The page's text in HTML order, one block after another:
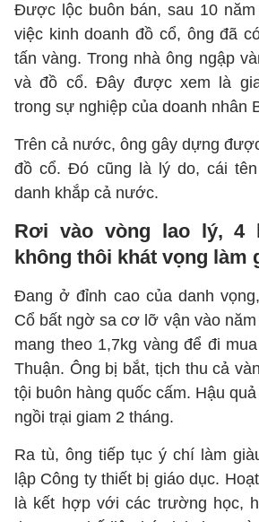
Được lộc buôn bán, sau 10 năm
việc kinh doanh đồ cổ, ông đã
tấn vàng. Trong nhà ông ngập
và đồ cổ. Đây được xem là
trong sự nghiệp của doanh nhân
Trên cả nước, ông gây dựng
đồ cổ. Đó cũng là lý do, cái
danh khắp cả nước.
Rơi vào vòng lao lý, 4
không thôi khát vọng làm
Đang ở đỉnh cao của danh
Cổ bất ngờ sa cơ lỡ vận vào
mang theo 1,7kg vàng để đi
Thuận. Ông bị bắt, tịch thu cả
tội buôn hàng quốc cấm. Hậu
ngồi trại giam 2 tháng.
Ra tù, ông tiếp tục ý chí làm
lập Công ty thiết bị giáo dục.
là kết hợp với các trường học,